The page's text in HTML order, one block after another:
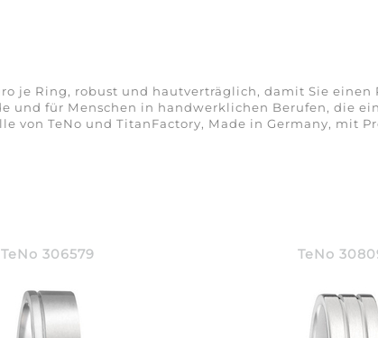
je Ring, robust und hautverträglich, damit Sie
und für Menschen in handwerklichen Berufen, die
von TeNo und TitanFactory, Made in Germany,
TeNo 306579 TeNo